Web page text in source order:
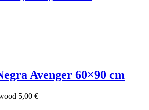
Avenger 60×90 cm
5,00 €